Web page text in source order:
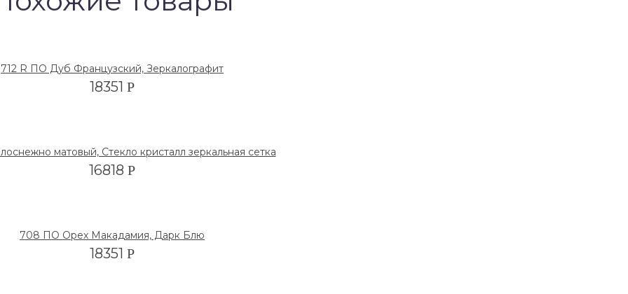
712 R ПО Дуб Французский, Зеркалографит
18351 Р
матовый, Стекло кристалл зеркальная сетка
16818 Р
708 ПО Орех Макадамия, Дарк Блю
18351 Р